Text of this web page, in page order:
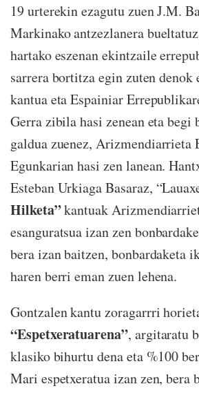
19 urterekin ezagutu zuen J.M.
Markinako antzezlanera
hartako eszenan ekintzaile
sarrera bortitza egin zuten denok
kantua eta Espainiar
Gerra zibila hasi zenean eta begi
galdua zuenez, Arizmendiarrieta
Egunkarian hasi zen lanean.
Esteban Urkiaga Basaraz,
Hilketa”kantuak
esanguratsua izan zen
bera izan baitzen, bonbardaketa
haren berri eman zuen lehena.
Gontzalen kantu zoragarrri
“Espetxeratuarena”, argitaratu
klasiko bihurtu dena eta %100
Mari espetxeratua izan zen, bera